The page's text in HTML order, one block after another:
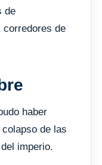
de
corredores de
haber
de las
imperio.